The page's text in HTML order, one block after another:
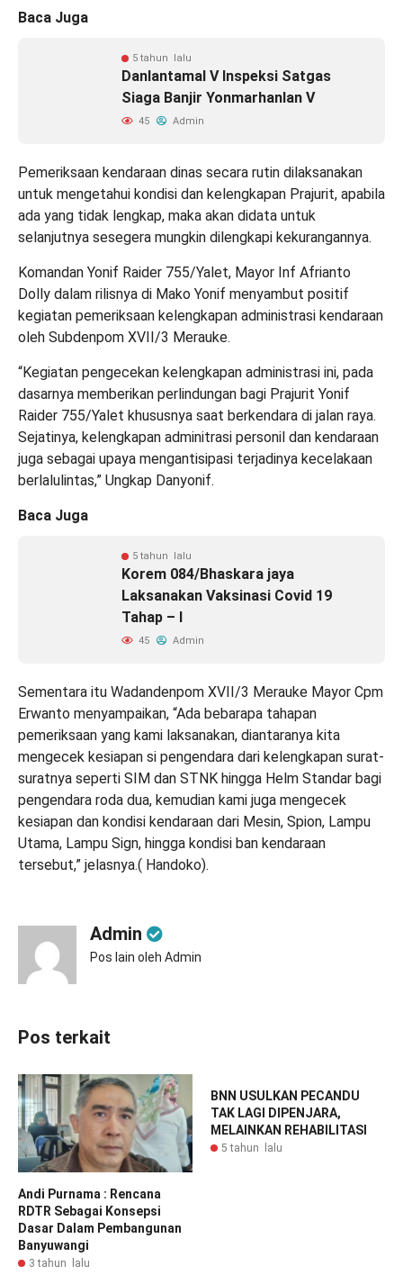
Baca Juga
5 tahun lalu
Danlantamal V Inspeksi Satgas
Siaga Banjir Yonmarhanlan V
45 Admin
Pemeriksaan kendaraan dinas secara rutin dilaksanakan
untuk mengetahui kondisi dan kelengkapan Prajurit, apabila
ada yang tidak lengkap, maka akan didata untuk
selanjutnya sesegera mungkin dilengkapi kekurangannya.
Komandan Yonif Raider 755/Yalet, Mayor Inf Afrianto
Dolly dalam rilisnya di Mako Yonif menyambut positif
kegiatan pemeriksaan kelengkapan administrasi kendaraan
oleh Subdenpom XVII/3 Merauke.
“Kegiatan pengecekan kelengkapan administrasi ini, pada
dasarnya memberikan perlindungan bagi Prajurit Yonif
Raider 755/Yalet khususnya saat berkendara di jalan raya.
Sejatinya, kelengkapan adminitrasi personil dan kendaraan
juga sebagai upaya mengantisipasi terjadinya kecelakaan
berlalulintas,” Ungkap Danyonif.
Baca Juga
5 tahun lalu
Korem 084/Bhaskara jaya
Laksanakan Vaksinasi Covid 19
Tahap – I
45 Admin
Sementara itu Wadandenpom XVII/3 Merauke Mayor Cpm
Erwanto menyampaikan, “Ada bebarapa tahapan
pemeriksaan yang kami laksanakan, diantaranya kita
mengecek kesiapan si pengendara dari kelengkapan surat-
suratnya seperti SIM dan STNK hingga Helm Standar bagi
pengendara roda dua, kemudian kami juga mengecek
kesiapan dan kondisi kendaraan dari Mesin, Spion, Lampu
Utama, Lampu Sign, hingga kondisi ban kendaraan
tersebut,” jelasnya.( Handoko).
Admin
Pos lain oleh Admin
Pos terkait
Andi Purnama : Rencana
RDTR Sebagai Konsepsi
Dasar Dalam Pembangunan
Banyuwangi
3 tahun lalu
BNN USULKAN PECANDU
TAK LAGI DIPENJARA,
MELAINKAN REHABILITASI
5 tahun lalu